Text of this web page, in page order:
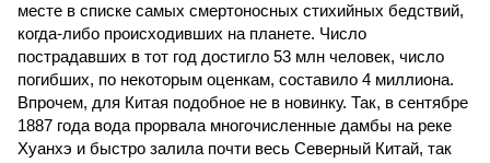
месте в списке самых смертоносных стихийных бедствий,
когда-либо происходивших на планете. Число
пострадавших в тот год достигло 53 млн человек, число
погибших, по некоторым оценкам, составило 4 миллиона.
Впрочем, для Китая подобное не в новинку. Так, в сентябре
1887 года вода прорвала многочисленные дамбы на реке
Хуанхэ и быстро залила почти весь Северный Китай, так